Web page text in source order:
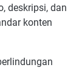
deskripsi, dan
konten